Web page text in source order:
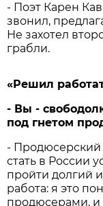
- Поэт Карен
звонил,
Не захотел
грабли.
«Решил
- Вы -
под гнетом
- Продюсерский
стать в России
пройти долгий
работа: я это
продюсерами,